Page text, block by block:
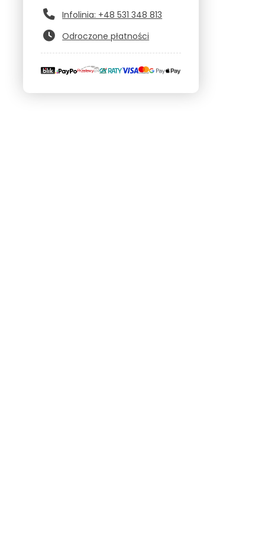
Infolinia: +48 531 348 813
Odroczone płatności